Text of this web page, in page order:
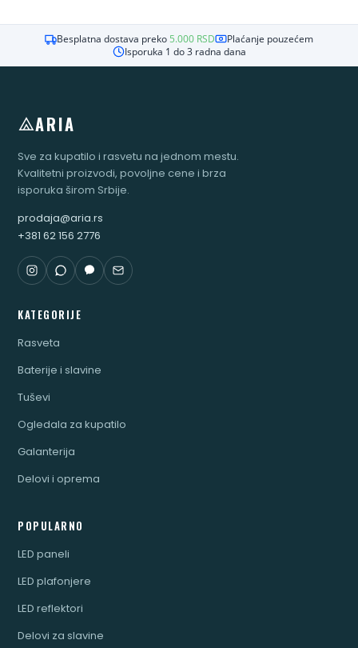
Besplatna dostava preko 5.000 RSD
Plaćanje pouzećem
Isporuka 1 do 3 radna dana
ARIA
Sve za kupatilo i rasvetu na jednom mestu.
Kvalitetni proizvodi, povoljne cene i brza
isporuka širom Srbije.
prodaja@aria.rs
+381 62 156 2776
KATEGORIJE
Rasveta
Baterije i slavine
Tuševi
Ogledala za kupatilo
Galanterija
Delovi i oprema
POPULARNO
LED paneli
LED plafonjere
LED reflektori
Delovi za slavine